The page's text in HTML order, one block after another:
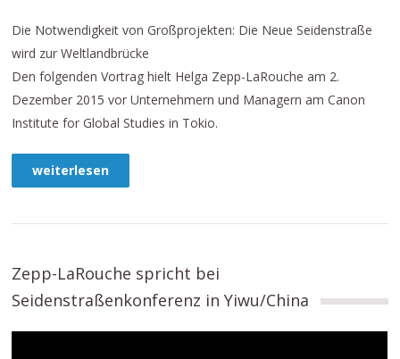
Die Notwendigkeit von Großprojekten: Die Neue Seidenstraße
wird zur Weltlandbrücke
Den folgenden Vortrag hielt Helga Zepp-LaRouche am 2.
Dezember 2015 vor Unternehmern und Managern am Canon
Institute for Global Studies in Tokio.
weiterlesen
Zepp-LaRouche spricht bei
Seidenstraßenkonferenz in Yiwu/China